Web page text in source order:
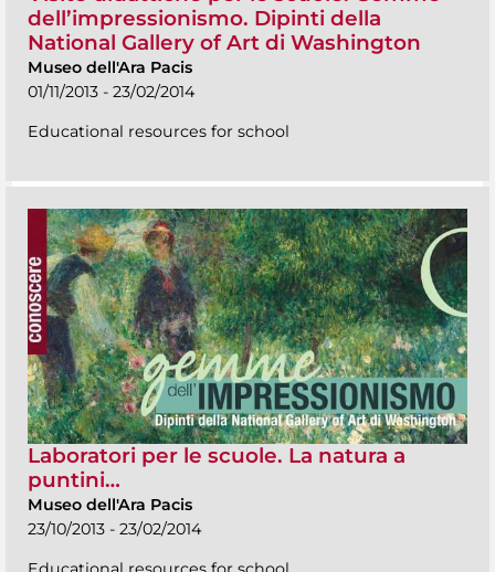
dell’impressionismo. Dipinti della
National Gallery of Art di Washington
Museo dell'Ara Pacis
01/11/2013 - 23/02/2014
Educational resources for school
Laboratori per le scuole. La natura a
puntini…
Museo dell'Ara Pacis
23/10/2013 - 23/02/2014